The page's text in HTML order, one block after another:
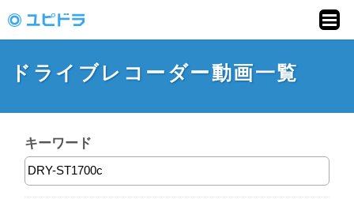
動画投稿サイト「ユ
ピドラ」
ドライブレコーダー動画一覧
キーワード